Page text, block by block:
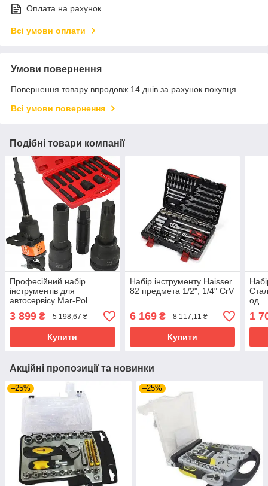
Оплата на рахунок
Всі умови оплати
Умови повернення
Повернення товару впродовж 14 днів за рахунок покупця
Всі умови повернення
Подібні товари компанії
Професійний набір
інструментів для
автосервісу Mar-Pol
M58265, ударні головки та
біти 3/4" і 1".
3 899 ₴ 5 198,67 ₴
Купити
Набір інструменту Haisser
82 предмета 1/2", 1/4" CrV
6 169₴ 8 117,11 ₴
Купити
од.
1
Акційні пропозиції та новинки
–25% –25%